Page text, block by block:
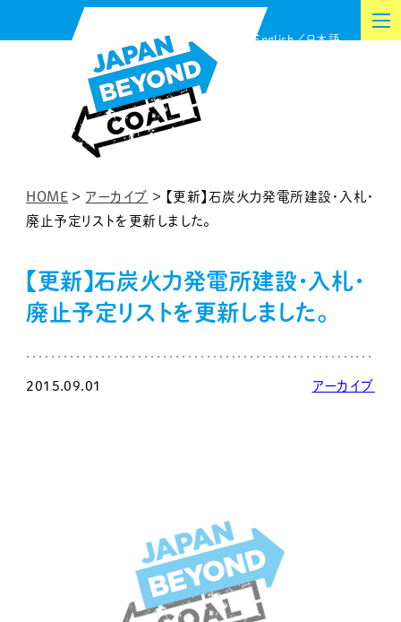
容
English 日本語
HOME > アーカイブ > 【更新】石炭火力発電所建設・入札・
廃止予定リストを更新しました。
【更新】石炭火力発電所建設・入札・
廃止予定リストを更新しました。
2015.09.01 アーカイブ